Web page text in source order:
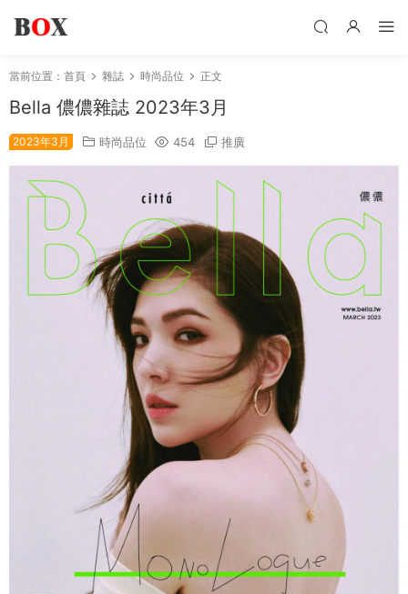
當前位置： 首頁 雜誌 時尚品位 正文
Bella 儂儂雜誌 2023年3月
2023年3月 時尚品位 454 推廣